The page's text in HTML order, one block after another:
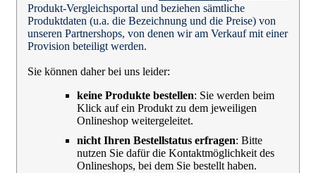
Produkt-Vergleichsportal und beziehen sämtliche
Produktdaten (u.a. die Bezeichnung und die Preise) von
unseren Partnershops, von denen wir am Verkauf mit einer
Provision beteiligt werden.
Sie können daher bei uns leider:
keine Produkte bestellen: Sie werden beim
Klick auf ein Produkt zu dem jeweiligen
Onlineshop weitergeleitet.
nicht Ihren Bestellstatus erfragen: Bitte
nutzen Sie dafür die Kontaktmöglichkeit des
Onlineshops, bei dem Sie bestellt haben.